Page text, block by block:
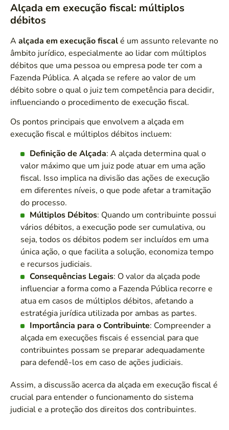
Alçada em execução fiscal: múltiplos
débitos
A alçada em execução fiscalé um assunto relevante no
âmbito jurídico, especialmente ao lidar com múltiplos
débitos que uma pessoa ou empresa pode ter com a
Fazenda Pública. A alçada se refere ao valor de um
débito sobre o qual o juiz tem competência para decidir,
influenciando o procedimento de execução fiscal.
Os pontos principais que envolvem a alçada em
execução fiscal e múltiplos débitos incluem:
Definição de Alçada: A alçada determina qual o
valor máximo que um juiz pode atuar em uma ação
fiscal. Isso implica na divisão das ações de execução
em diferentes níveis, o que pode afetar a tramitação
do processo.
Múltiplos Débitos: Quando um contribuinte possui
vários débitos, a execução pode ser cumulativa, ou
seja, todos os débitos podem ser incluídos em uma
única ação, o que facilita a solução, economiza tempo
e recursos judiciais.
Consequências Legais: O valor da alçada pode
influenciar a forma como a Fazenda Pública recorre e
atua em casos de múltiplos débitos, afetando a
estratégia jurídica utilizada por ambas as partes.
Importância para o Contribuinte: Compreender a
alçada em execuções fiscais é essencial para que
contribuintes possam se preparar adequadamente
para defendê-los em caso de ações judiciais.
Assim, a discussão acerca da alçada em execução fiscal é
crucial para entender o funcionamento do sistema
judicial e a proteção dos direitos dos contribuintes.